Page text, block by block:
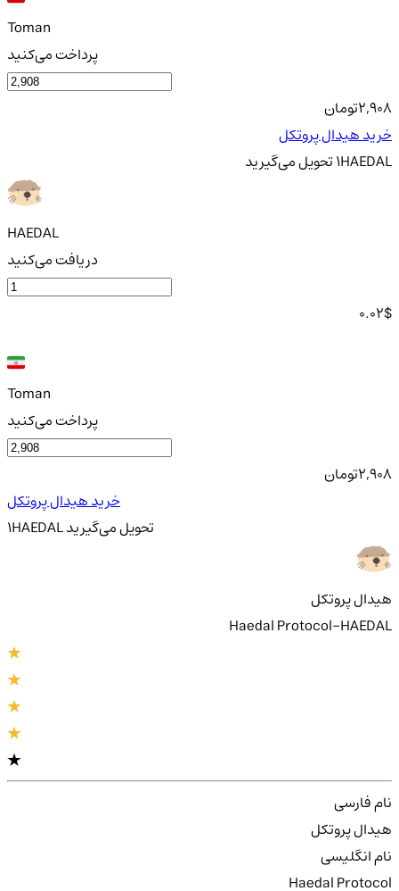
Toman
پرداخت می‌کنید
2,908تومان
خرید هیدال پروتکل
1HAEDALتحویلمی‌گیرید
HAEDAL
دریافت می‌کنید
0.02$
Toman
پرداخت می‌کنید
2,908تومان
خرید هیدال پروتکل
1HAEDAL تحویلمی‌گیرید
هیدال پروتکل
Haedal Protocol-HAEDAL
نام فارسی
هیدال پروتکل
نام انگلیسی
Haedal Protocol